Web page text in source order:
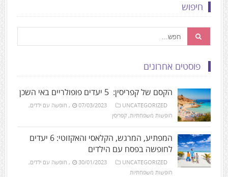
חיפוש
פוסטים אחרונים
הקסם של קפריסין: 5 יעדים פופולריים באי השכן
07/03/2023 UNCATEGORIZED
, חופשה עם ילדים,
חופשות משפחתיות, קפריסין
המפתיע, המרגש, הקלאסי והאקזוטי: 6 יעדים
לחופשה בפסח עם הילדים
30/01/2023 UNCATEGORIZED
, חופשה עם ילדים,
חופשות משפחתיות